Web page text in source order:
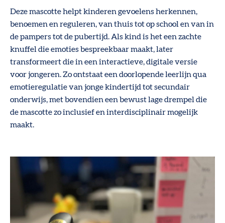
Deze mascotte helpt kinderen gevoelens herkennen,
benoemen en reguleren, van thuis tot op school en van in
de pampers tot de pubertijd. Als kind is het een zachte
knuffel die emoties bespreekbaar maakt, later
transformeert die in een interactieve, digitale versie
voor jongeren. Zo ontstaat een doorlopende leerlijn qua
emotieregulatie van jonge kindertijd tot secundair
onderwijs, met bovendien een bewust lage drempel die
de mascotte zo inclusief en interdisciplinair mogelijk
maakt.